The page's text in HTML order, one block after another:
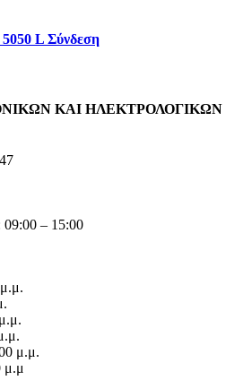
L Σύνδεση
ΚΑΙ ΗΛΕΚΤΡΟΛΟΓΙΚΩΝ
09:00 – 15:00
μ.μ.
μ.μ